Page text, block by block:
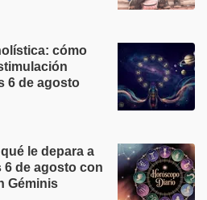
cómo
6 de agosto
le depara a
6 de agosto con
Géminis